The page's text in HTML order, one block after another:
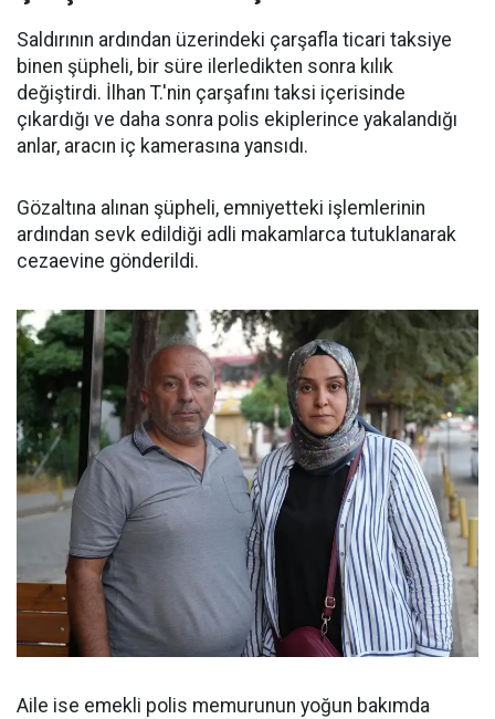
Saldırının ardından üzerindeki çarşafla ticari taksiye
binen şüpheli, bir süre ilerledikten sonra kılık
değiştirdi. İlhan T.'nin çarşafını taksi içerisinde
çıkardığı ve daha sonra polis ekiplerince yakalandığı
anlar, aracın iç kamerasına yansıdı.
Gözaltına alınan şüpheli, emniyetteki işlemlerinin
ardından sevk edildiği adli makamlarca tutuklanarak
cezaevine gönderildi.
Aile ise emekli polis memurunun yoğun bakımda